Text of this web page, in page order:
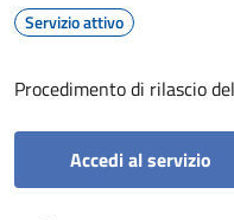
Servizio attivo
Procedimento di rilascio
Accedi al servizio